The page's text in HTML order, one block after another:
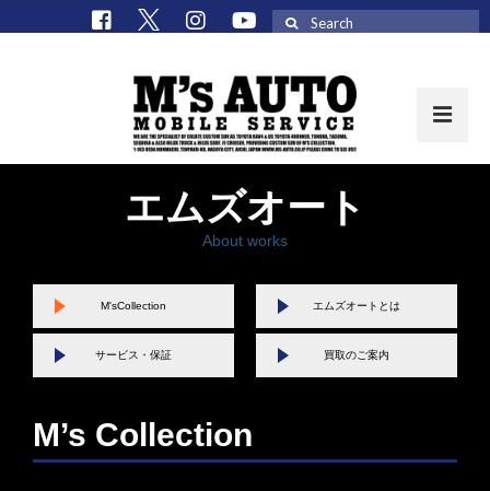
取扱車種一覧
在庫車一覧
M’sCollectionパーツ一覧
エムズオート
M’sCollection
エムズオートとは
エムズオート
About works
M'sCollection エムズオートとは
サービス・保証 買取のご案内
M’s Collection